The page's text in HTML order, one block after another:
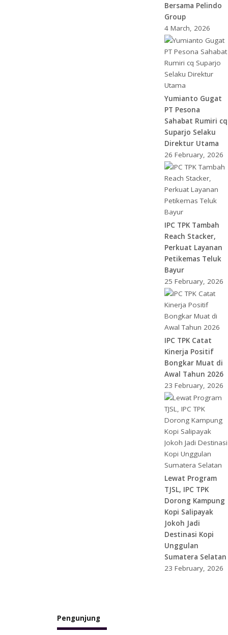
Bersama Pelindo
Group
4 March, 2026
Yumianto Gugat
PT Pesona
Sahabat Rumiri cq
Suparjo Selaku
Direktur Utama
26 February, 2026
IPC TPK Tambah
Reach Stacker,
Perkuat Layanan
Petikemas Teluk
Bayur
25 February, 2026
IPC TPK Catat
Kinerja Positif
Bongkar Muat di
Awal Tahun 2026
23 February, 2026
Lewat Program
TJSL, IPC TPK
Dorong Kampung
Kopi Salipayak
Jokoh Jadi
Destinasi Kopi
Unggulan
Sumatera Selatan
23 February, 2026
Pengunjung